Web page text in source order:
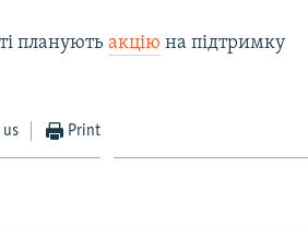
плануютьакцію на підтримку
Print